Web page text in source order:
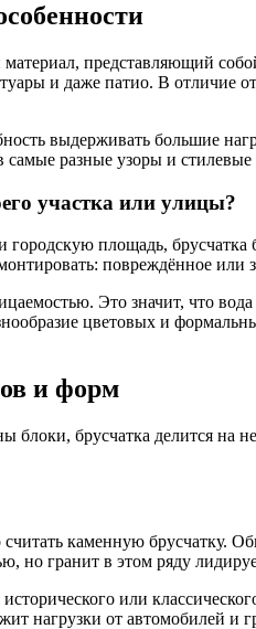
материал, представляющий
и даже патио. В отличие
выдерживать большие
разные узоры и
участка или улицы?
городскую площадь,
повреждённое или
Это значит, что
цветовых и
и форм
блоки, брусчатка делится
каменную брусчатку.
но гранит в этом ряду
или
нагрузки от автомобилей